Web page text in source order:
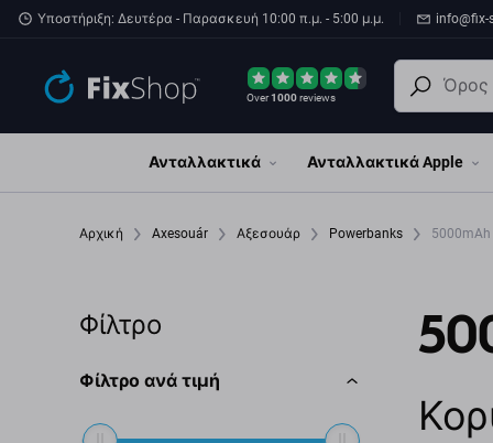
Παράβλεψη στο κύριο περιεχόμενο
Υποστήριξη: Δευτέρα - Παρασκευή 10:00 π.μ. - 5:00 μ.μ. info@fix-
Over1000reviews
Ανταλλακτικά Ανταλλακτικά Apple
Αρχική Axesouár Αξεσουάρ Powerbanks 5000mAh
Φίλτρο
Φίλτρο ανά τιμή